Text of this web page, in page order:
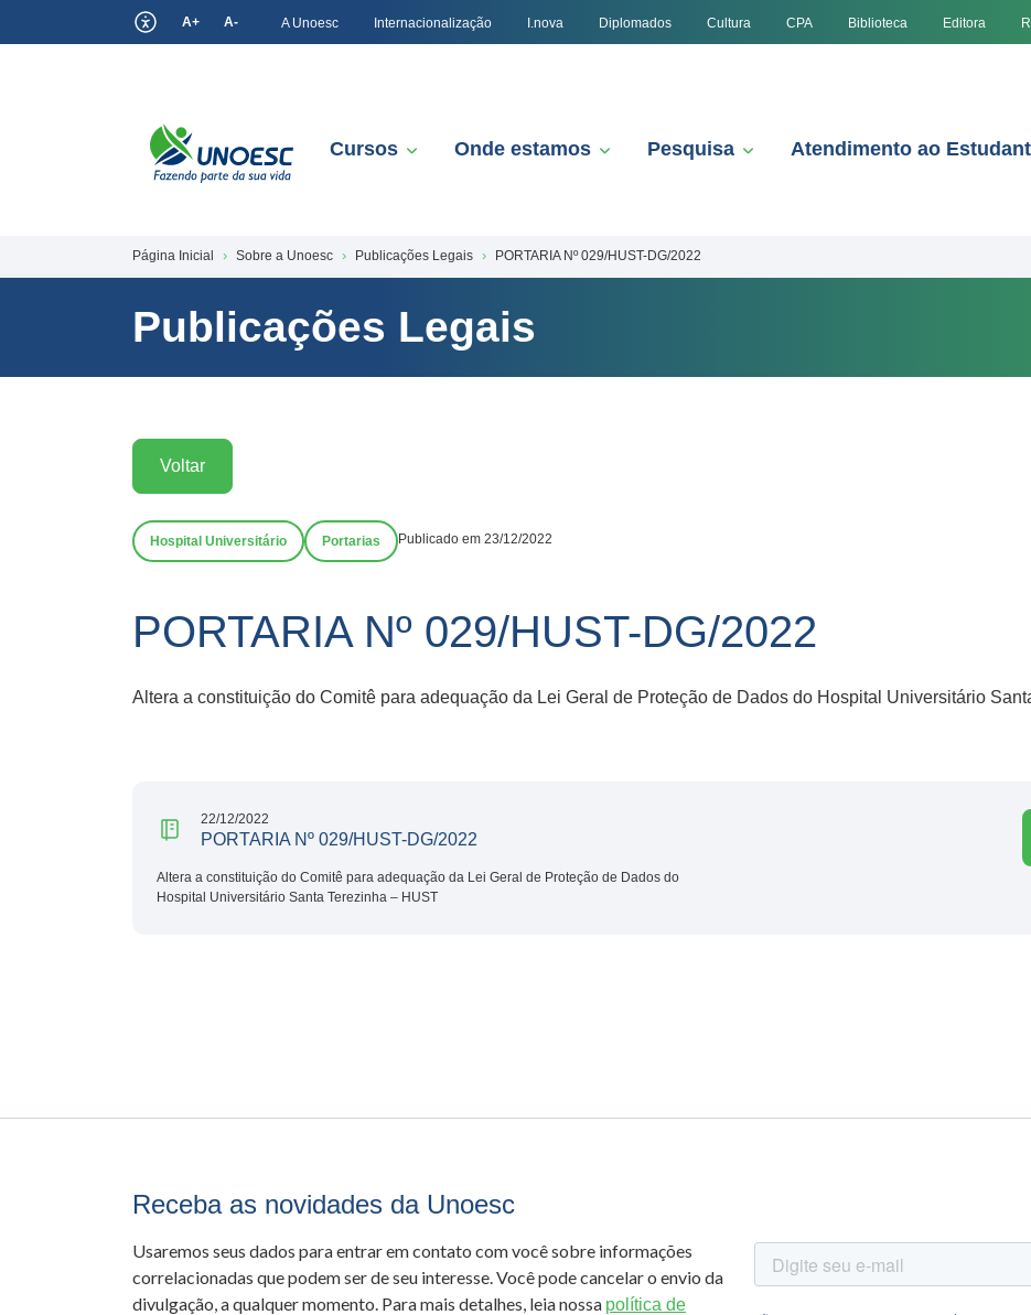
A+ A- A Unoesc Internacionalização I.nova Diplomados Cultura CPA Biblioteca Editora
Cursos Onde estamos Pesquisa Atendimento ao
Página Inicial Sobre a Unoesc Publicações Legais PORTARIA Nº 029/HUST-DG/2022
Publicações Legais
Voltar
Hospital Universitário Portarias Publicado em 23/12/2022
PORTARIA Nº 029/HUST-DG/2022
Altera a constituição do Comitê para adequação da Lei Geral de Proteção de Dados do Hospital Universitário
22/12/2022
PORTARIA Nº 029/HUST-DG/2022
Altera a constituição do Comitê para adequação da Lei Geral de Proteção de Dados do
Hospital Universitário Santa Terezinha – HUST
Receba as novidades da Unoesc
Usaremos seus dados para entrar em contato com você sobre informações
correlacionadas que podem ser de seu interesse. Você pode cancelar o envio da
divulgação, a qualquer momento. Para mais detalhes, leia nossa política de